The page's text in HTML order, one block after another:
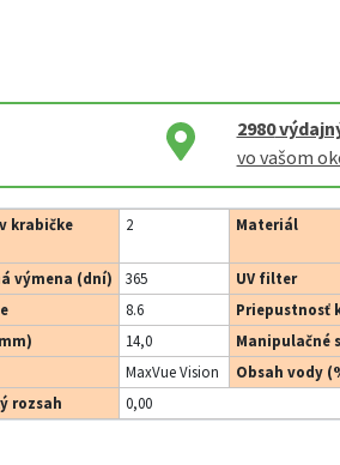
2980
vo vašom
krabičke 2 Materiál
výmena (dní)
365 UV filter
8.6 Priepustnosť
14,0 Manipulačné
MaxVue Vision Obsah vody
rozsah
0,00